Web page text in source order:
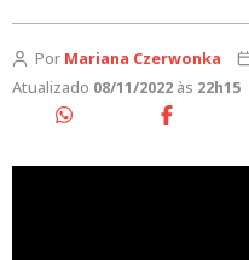
Por Mariana Czerwonka
Atualizado 08/11/2022 às 22h15